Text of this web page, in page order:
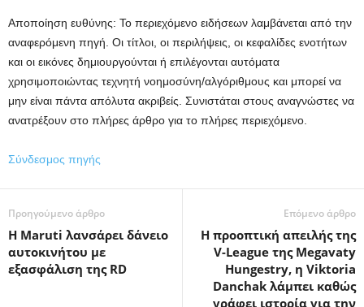
Αποποίηση ευθύνης: Το περιεχόμενο ειδήσεων λαμβάνεται από την
αναφερόμενη πηγή. Οι τίτλοι, οι περιλήψεις, οι κεφαλίδες ενοτήτων
και οι εικόνες δημιουργούνται ή επιλέγονται αυτόματα
χρησιμοποιώντας τεχνητή νοημοσύνη/αλγόριθμους και μπορεί να
μην είναι πάντα απόλυτα ακριβείς. Συνιστάται στους αναγνώστες να
ανατρέξουν στο πλήρες άρθρο για το πλήρες περιεχόμενο.
Σύνδεσμος πηγής
Προηγούμενο άρθρο
Η Maruti λανσάρει δάνειο
αυτοκινήτου με
εξασφάλιση της RD
Επόμενο άρθρο
Η προοπτική απειλής της
V-League της Megavaty
Hungestry, η Viktoria
Danchak λάμπει καθώς
γράφει ιστορία για την